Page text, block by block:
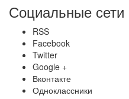
Социальные сети
RSS
Facebook
Twitter
Google +
Вконтакте
Одноклассники